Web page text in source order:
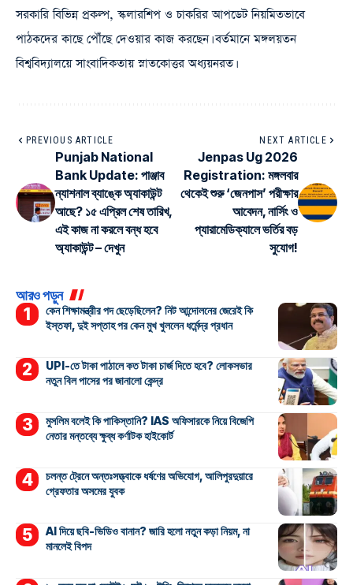
সরকারি বিভিন্ন প্রকল্প, স্কলারশিপ ও চাকরির আপডেট নিয়মিতভাবে
পাঠকদের কাছে পৌঁছে দেওয়ার কাজ করছেন। বর্তমানে মঙ্গলয়তন
বিশ্ববিদ্যালয়ে সাংবাদিকতায় স্নাতকোত্তর অধ্যয়নরত।
PREVIOUS ARTICLE
Punjab National
Bank Update: পাঞ্জাব
ন্যাশনাল ব্যাঙ্কে অ্যাকাউন্ট
আছে? ১৫ এপ্রিল শেষ তারিখ,
এই কাজ না করলে বন্ধ হবে
অ্যাকাউন্ট – দেখুন
NEXT ARTICLE
Jenpas Ug 2026
Registration: মঙ্গলবার
থেকেই শুরু ‘জেনপাস’ পরীক্ষার
আবেদন, নার্সিং ও
প্যারামেডিক্যালে ভর্তির বড়
সুযোগ!
আরও পড়ুন
কেন শিক্ষামন্ত্রীর পদ ছেড়েছিলেন? নিট আন্দোলনের জেরেই কি
ইস্তফা, দুই সপ্তাহ পর কেন মুখ খুললেন ধর্মেন্দ্র প্রধান
UPI-তে টাকা পাঠালে কত টাকা চার্জ দিতে হবে? লোকসভার
নতুন বিল পাসের পর জানালো কেন্দ্র
মুসলিম বলেই কি পাকিস্তানি? IAS অফিসারকে নিয়ে বিজেপি
নেতার মন্তব্যে ক্ষুব্ধ কর্ণাটক হাইকোর্ট
চলন্ত ট্রেনে অন্তঃসত্ত্বাকে ধর্ষণের অভিযোগ, আলিপুরদুয়ারে
গ্রেফতার অসমের যুবক
AI দিয়ে ছবি-ভিডিও বানান? জারি হলো নতুন কড়া নিয়ম, না
মানলেই বিপদ